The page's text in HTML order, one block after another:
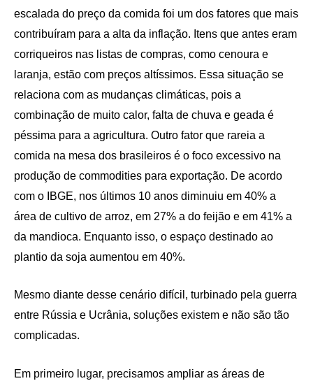
escalada do preço da comida foi um dos fatores que mais
contribuíram para a alta da inflação. Itens que antes eram
corriqueiros nas listas de compras, como cenoura e
laranja, estão com preços altíssimos. Essa situação se
relaciona com as mudanças climáticas, pois a
combinação de muito calor, falta de chuva e geada é
péssima para a agricultura. Outro fator que rareia a
comida na mesa dos brasileiros é o foco excessivo na
produção de commodities para exportação. De acordo
com o IBGE, nos últimos 10 anos diminuiu em 40% a
área de cultivo de arroz, em 27% a do feijão e em 41% a
da mandioca. Enquanto isso, o espaço destinado ao
plantio da soja aumentou em 40%.
Mesmo diante desse cenário difícil, turbinado pela guerra
entre Rússia e Ucrânia, soluções existem e não são tão
complicadas.
Em primeiro lugar, precisamos ampliar as áreas de